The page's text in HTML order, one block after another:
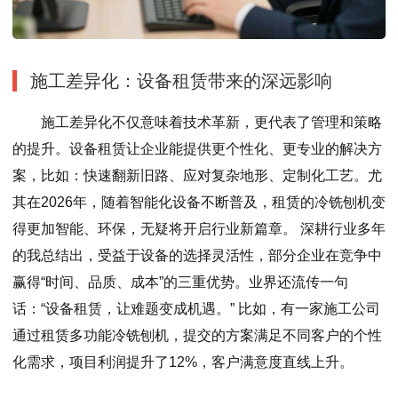
施工差异化：设备租赁带来的深远影响
施工差异化不仅意味着技术革新，更代表了管理和策略
的提升。设备租赁让企业能提供更个性化、更专业的解决方
案，比如：快速翻新旧路、应对复杂地形、定制化工艺。尤
其在2026年，随着智能化设备不断普及，租赁的冷铣刨机变
得更加智能、环保，无疑将开启行业新篇章。 深耕行业多年
的我总结出，受益于设备的选择灵活性，部分企业在竞争中
赢得“时间、品质、成本”的三重优势。业界还流传一句
话：“设备租赁，让难题变成机遇。” 比如，有一家施工公司
通过租赁多功能冷铣刨机，提交的方案满足不同客户的个性
化需求，项目利润提升了12%，客户满意度直线上升。